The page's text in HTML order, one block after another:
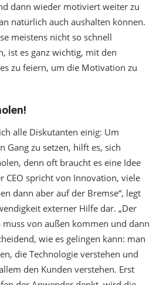
dann wieder motiviert weiter zu
natürlich auch aushalten können.
meistens nicht so schnell
ist es ganz wichtig, mit den
zu feiern, um die Motivation zu
alle Diskutanten einig: Um
Gang zu setzen, hilft es, sich
denn oft braucht es eine Idee
CEO spricht von Innovation, viele
dann aber auf der Bremse“, legt
externer Hilfe dar. „Der
von außen kommen und dann
wie es gelingen kann: man
die Technologie verstehen und
den Kunden verstehen. Erst